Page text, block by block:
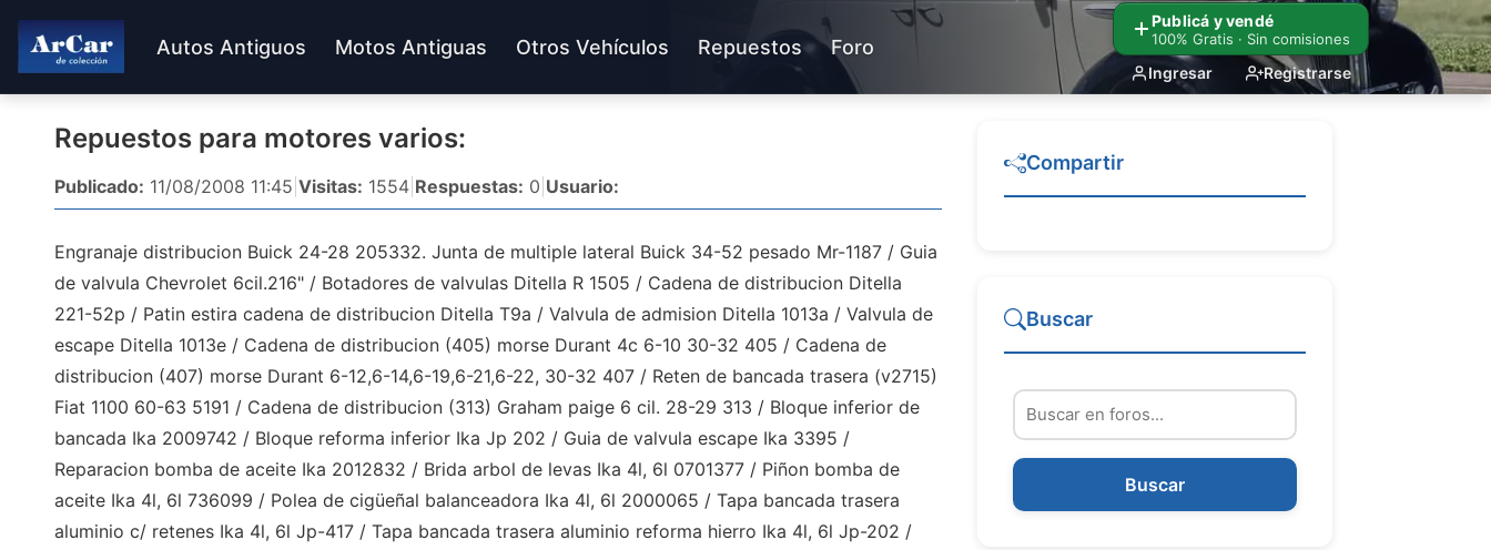
Publicá y vendé
100% Gratis · Sin comisiones
Ingresar Registrarse
Autos Antiguos Motos Antiguas Otros Vehículos Repuestos Foro
Repuestos para motores varios:
Publicado: 11/08/2008 11:45 Visitas: 1554 Respuestas: 0 Usuario:
Engranaje distribucion Buick 24-28 205332. Junta de multiple lateral Buick 34-52 pesado Mr-1187 / Guia
de valvula Chevrolet 6cil.216" / Botadores de valvulas Ditella R 1505 / Cadena de distribucion Ditella
221-52p / Patin estira cadena de distribucion Ditella T9a / Valvula de admision Ditella 1013a / Valvula de
escape Ditella 1013e / Cadena de distribucion (405) morse Durant 4c 6-10 30-32 405 / Cadena de
distribucion (407) morse Durant 6-12,6-14,6-19,6-21,6-22, 30-32 407 / Reten de bancada trasera (v2715)
Fiat 1100 60-63 5191 / Cadena de distribucion (313) Graham paige 6 cil. 28-29 313 / Bloque inferior de
bancada Ika 2009742 / Bloque reforma inferior Ika Jp 202 / Guia de valvula escape Ika 3395 /
Reparacion bomba de aceite Ika 2012832 / Brida arbol de levas Ika 4l, 6l 0701377 / Piñon bomba de
aceite Ika 4l, 6l 736099 / Polea de cigüeñal balanceadora Ika 4l, 6l 2000065 / Tapa bancada trasera
aluminio c/ retenes Ika 4l, 6l Jp-417 / Tapa bancada trasera aluminio reforma hierro Ika 4l, 6l Jp-202 /
Compartir
Buscar
Buscar